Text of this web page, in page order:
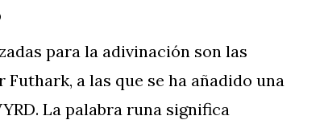
para la adivinación son las
a las que se ha añadido una
La palabra runa significa